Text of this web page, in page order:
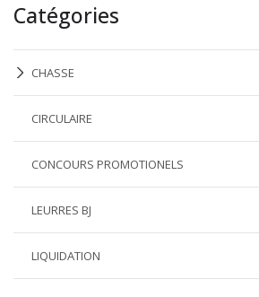
Catégories
CHASSE
CIRCULAIRE
CONCOURS PROMOTIONELS
LEURRES BJ
LIQUIDATION